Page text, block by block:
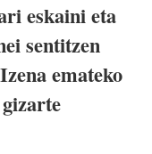
eskaini eta
sentitzen
emateko